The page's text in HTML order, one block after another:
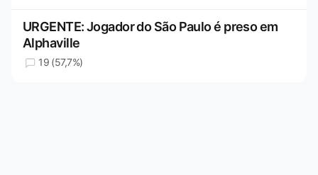
URGENTE: Jogador do São Paulo é preso em
Alphaville
19 (57,7%)